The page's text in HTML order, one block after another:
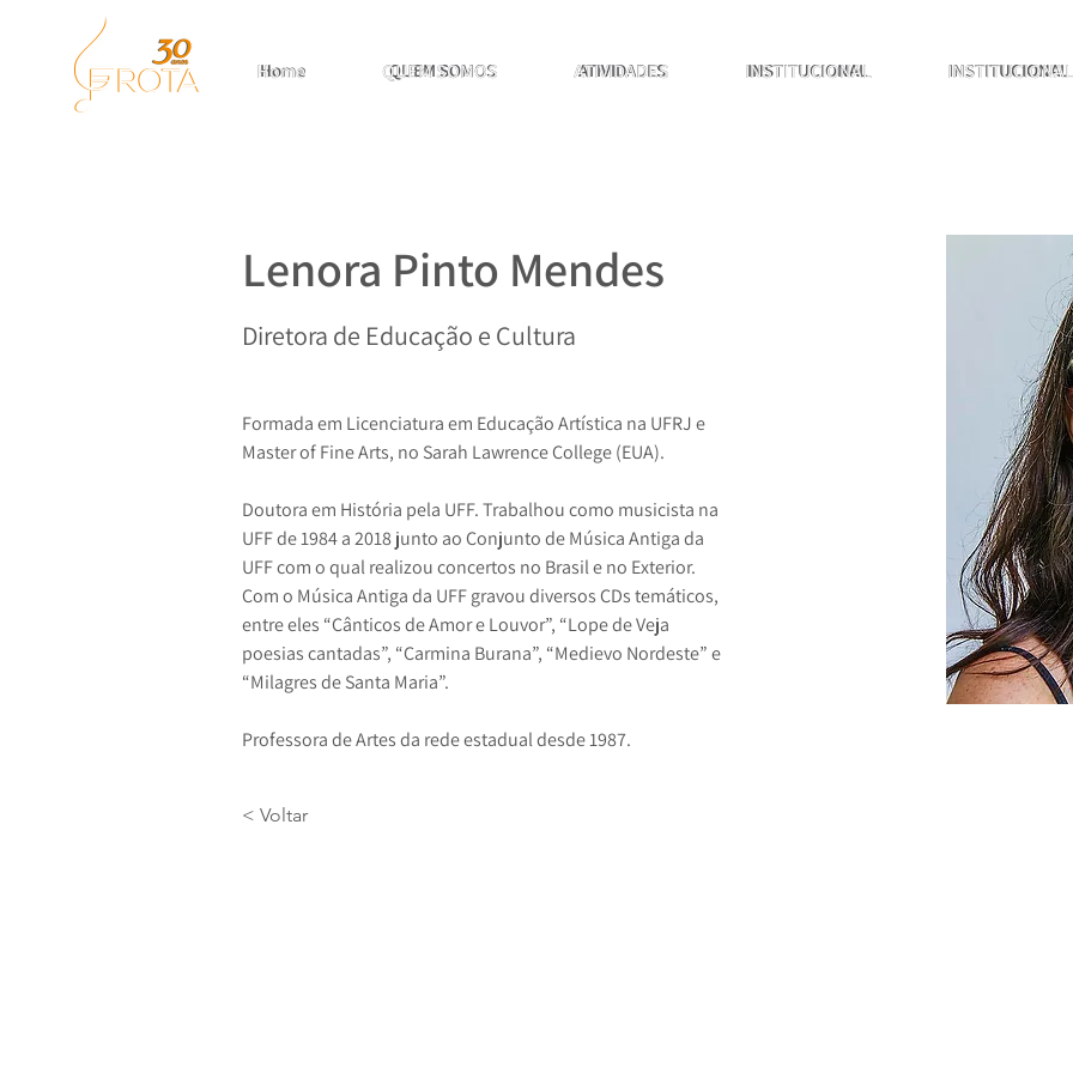
Home QUEM SOMOS ATIVIDADES INSTITUCIONAL INSTITUCIONAL
Home QUEM SOMOS ATIVIDADES INSTITUCIONAL INSTITUCIONAL
Home QUEM SOMOS ATIVIDADES INSTITUCIONAL INSTITUCIONAL
Lenora Pinto Mendes
Diretora de Educação e Cultura
Formada em Licenciatura em Educação Artística na UFRJ e
Master of Fine Arts, no Sarah Lawrence College (EUA).
Doutora em História pela UFF. Trabalhou como musicista na
UFF de 1984 a 2018 junto ao Conjunto de Música Antiga da
UFF com o qual realizou concertos no Brasil e no Exterior.
Com o Música Antiga da UFF gravou diversos CDs temáticos,
entre eles “Cânticos de Amor e Louvor”, “Lope de Veja
poesias cantadas”, “Carmina Burana”, “Medievo Nordeste” e
“Milagres de Santa Maria”.
Professora de Artes da rede estadual desde 1987.
< Voltar